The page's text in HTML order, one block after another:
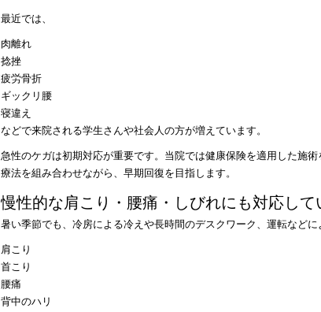
最近では、
肉離れ
捻挫
疲労骨折
ギックリ腰
寝違え
などで来院される学生さんや社会人の方が増えています。
急性のケガは初期対応が重要です。当院では健康保険を適用した施
療法を組み合わせながら、早期回復を目指します。
慢性的な肩こり・腰痛・しびれにも対応して
暑い季節でも、冷房による冷えや長時間のデスクワーク、運転などに
肩こり
首こり
腰痛
背中のハリ